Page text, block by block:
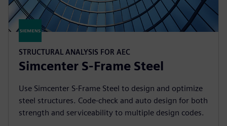
STRUCTURAL ANALYSIS FOR AEC
Simcenter S-Frame Steel
Use Simcenter S-Frame Steel to design and optimize
steel structures. Code-check and auto design for both
strength and serviceability to multiple design codes.